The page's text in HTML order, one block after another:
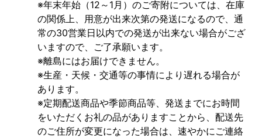
※年末年始（12～1月）のご寄附については、在庫
の関係上、用意が出来次第の発送になるので、通
常の30営業日以内での発送が出来ない場合がござ
いますので、ご了承願います。
※離島にはお届けできません。
※生産・天候・交通等の事情により遅れる場合が
あります。
※定期配送商品や季節商品等、発送までにお時間
をいただくお礼の品がありますことから、配送先
のご住所が変更になった場合は、速やかにご連絡